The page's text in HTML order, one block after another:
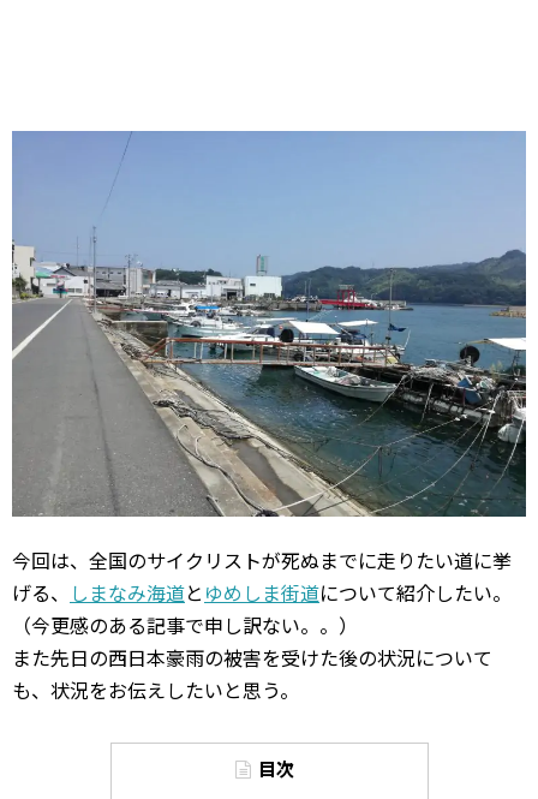
今回は、全国のサイクリストが死ぬまでに走りたい道に挙
げる、 しまなみ海道と ゆめしま街道について紹介したい。
（今更感のある記事で申し訳ない。。）
また先日の西日本豪雨の被害を受けた後の状況について
も、状況をお伝えしたいと思う。
目次